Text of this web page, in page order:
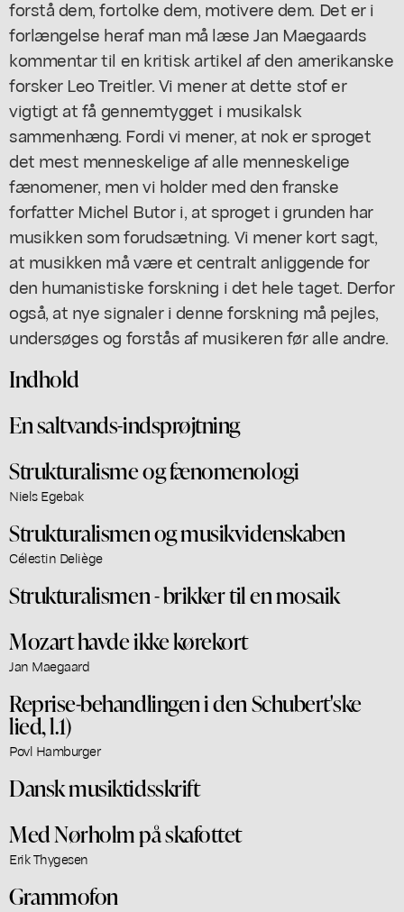
forstå dem, fortolke dem, motivere dem. Det er i
forlængelse heraf man må læse Jan Maegaards
kommentar til en kritisk artikel af den amerikanske
forsker Leo Treitler. Vi mener at dette stof er
vigtigt at få gennemtygget i musikalsk
sammenhæng. Fordi vi mener, at nok er sproget
det mest menneskelige af alle menneskelige
fænomener, men vi holder med den franske
forfatter Michel Butor i, at sproget i grunden har
musikken som forudsætning. Vi mener kort sagt,
at musikken må være et centralt anliggende for
den humanistiske forskning i det hele taget. Derfor
også, at nye signaler i denne forskning må pejles,
undersøges og forstås af musikeren før alle andre.
Indhold
En saltvands-indsprøjtning
Strukturalisme og fænomenologi
Niels Egebak
Strukturalismen og musikvidenskaben
Célestin Deliège
Strukturalismen - brikker til en mosaik
Mozart havde ikke kørekort
Jan Maegaard
Reprise-behandlingen i den Schubert'ske
lied, l.1)
Povl Hamburger
Dansk musiktidsskrift
Med Nørholm på skafottet
Erik Thygesen
Grammofon